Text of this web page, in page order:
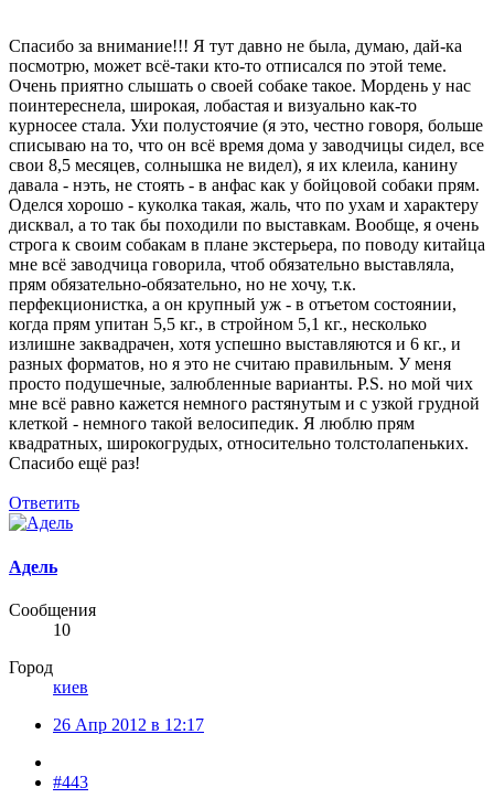
Спасибо за внимание!!! Я тут давно не была, думаю, дай-ка
посмотрю, может всё-таки кто-то отписался по этой теме.
Очень приятно слышать о своей собаке такое. Мордень у нас
поинтереснела, широкая, лобастая и визуально как-то
курносее стала. Ухи полустоячие (я это, честно говоря, больше
списываю на то, что он всё время дома у заводчицы сидел, все
свои 8,5 месяцев, солнышка не видел), я их клеила, канину
давала - нэть, не стоять - в анфас как у бойцовой собаки прям.
Оделся хорошо - куколка такая, жаль, что по ухам и характеру
дисквал, а то так бы походили по выставкам. Вообще, я очень
строга к своим собакам в плане экстерьера, по поводу китайца
мне всё заводчица говорила, чтоб обязательно выставляла,
прям обязательно-обязательно, но не хочу, т.к.
перфекционистка, а он крупный уж - в отъетом состоянии,
когда прям упитан 5,5 кг., в стройном 5,1 кг., несколько
излишне заквадрачен, хотя успешно выставляются и 6 кг., и
разных форматов, но я это не считаю правильным. У меня
просто подушечные, залюбленные варианты. P.S. но мой чих
мне всё равно кажется немного растянутым и с узкой грудной
клеткой - немного такой велосипедик. Я люблю прям
квадратных, широкогрудых, относительно толстолапеньких.
Спасибо ещё раз!
Ответить
Адель
Сообщения
10
Город
киев
26 Апр 2012 в 12:17
#443